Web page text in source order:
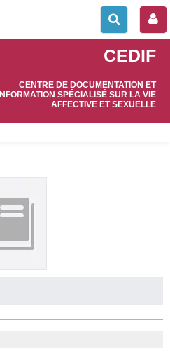
CEDIF
CENTRE DE DOCUMENTATION ET
SPÉCIALISÉ SUR LA VIE
AFFECTIVE ET SEXUELLE